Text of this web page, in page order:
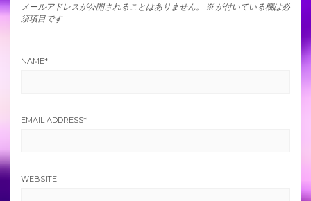
メールアドレスが公開されることはありません。 ※ が付いている欄は必
須項目です
NAME*
EMAIL ADDRESS*
WEBSITE